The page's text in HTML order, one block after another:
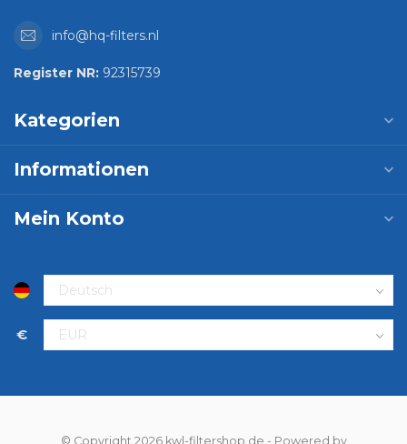
info@hq-filters.nl
Register NR: 92315739
Kategorien
Informationen
Mein Konto
€
© Copyright 2026 kwl-filtershop.de - Powered by